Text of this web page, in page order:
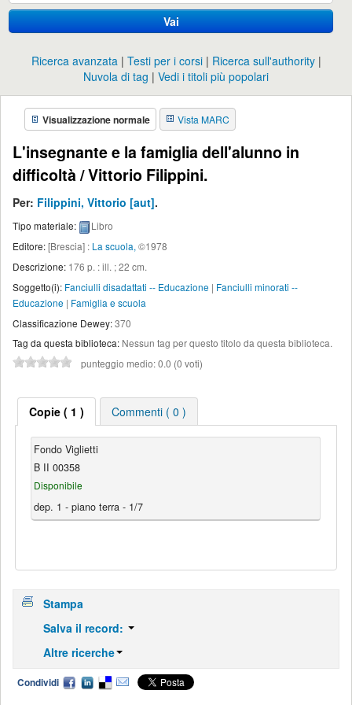
Vai
Ricerca avanzata Testi per i corsi
Ricerca sull'authority
Nuvola di tag
Vedi i titoli più popolari
Visualizzazione normale Vista MARC
L'insegnante e la famiglia dell'alunno in
difficoltà /Vittorio Filippini.
Per: Filippini, Vittorio [aut].
Tipo materiale:
Libro
Editore:[Brescia] : La scuola, ©1978
Descrizione: 176 p. : ill. ; 22 cm.
Soggetto(i): Fanciulli disadattati -- Educazione | Fanciulli minorati --
Educazione | Famiglia e scuola
Classificazione Dewey:370
Tag da questa biblioteca: Nessun tag per questo titolo da questa biblioteca.
punteggio medio: 0.0 (0 voti)
Copie ( 1 ) Commenti ( 0 )
Fondo Viglietti
B II 00358
Disponibile
dep. 1 - piano terra - 1/7
Stampa
Salva il record:
Altre ricerche
Condividi